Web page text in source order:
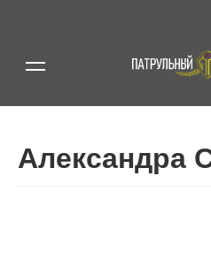
Александра